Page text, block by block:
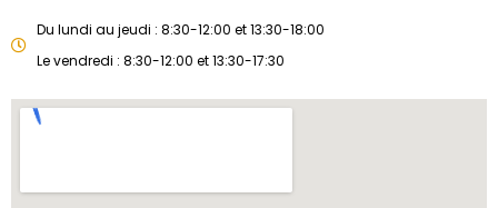
Du lundi au jeudi : 8:30-12:00 et 13:30-18:00
Le vendredi : 8:30-12:00 et 13:30-17:30